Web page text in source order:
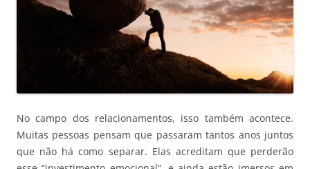
No campo dos relacionamentos, isso também acontece.
Muitas pessoas pensam que passaram tantos anos juntos
que não há como separar. Elas acreditam que perderão